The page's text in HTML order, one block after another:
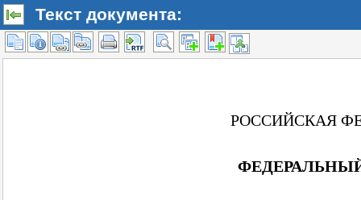
Текст документа: